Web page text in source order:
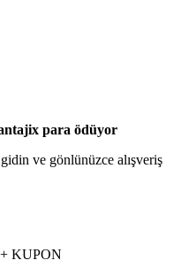
para ödüyor
ve gönlünüzce alışveriş
KUPON